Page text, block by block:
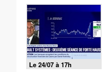
Le 24/07 à 17h